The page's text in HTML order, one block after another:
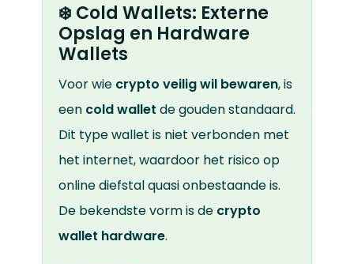
❄️ Cold Wallets: Externe
Opslag en Hardware
Wallets
Voor wie crypto veilig wil bewaren, is
een cold wallet de gouden standaard.
Dit type wallet is niet verbonden met
het internet, waardoor het risico op
online diefstal quasi onbestaande is.
De bekendste vorm is de crypto
wallet hardware.